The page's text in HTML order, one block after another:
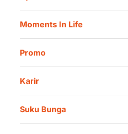
Danamon QR Merchant
Moments In Life
Promo
Karir
Suku Bunga